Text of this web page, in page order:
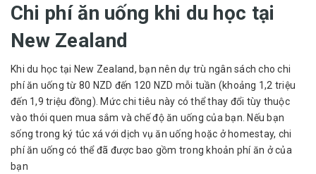
Chi phí ăn uống khi du học tại
New Zealand
Khi du học tại New Zealand, bạn nên dự trù ngân sách cho chi
phí ăn uống từ 80 NZD đến 120 NZD mỗi tuần (khoảng 1,2 triệu
đến 1,9 triệu đồng). Mức chi tiêu này có thể thay đổi tùy thuộc
vào thói quen mua sắm và chế độ ăn uống của bạn. Nếu bạn
sống trong ký túc xá với dịch vụ ăn uống hoặc ở homestay, chi
phí ăn uống có thể đã được bao gồm trong khoản phí ăn ở của
bạn